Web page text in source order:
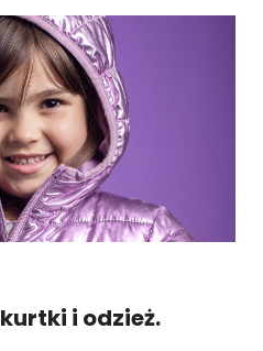
i odzież.